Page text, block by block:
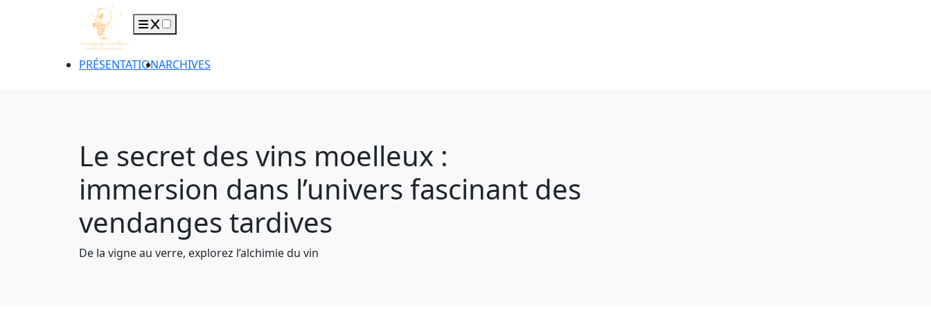
PRÉSENTATIONARCHIVES
Le secret des vins moelleux :
immersion dans l’univers fascinant des
vendanges tardives
De la vigne au verre, explorez l’alchimie du vin